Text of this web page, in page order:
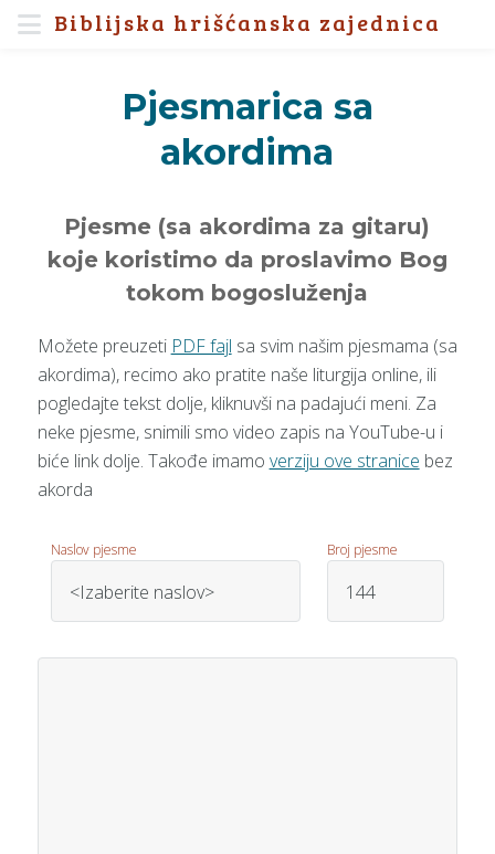
Biblijska hrišćanska zajednica
Pjesmarica sa
akordima
Pjesme (sa akordima za gitaru)
koje koristimo da proslavimo Bog
tokom bogosluženja
Možete preuzeti PDF fajl sa svim našim pjesmama (sa
akordima), recimo ako pratite naše liturgija online, ili
pogledajte tekst dolje, kliknuvši na padajući meni. Za
neke pjesme, snimili smo video zapis na YouTube-u i
biće link dolje. Takođe imamo verziju ove stranice bez
akorda
Naslov pjesme Broj pjesme